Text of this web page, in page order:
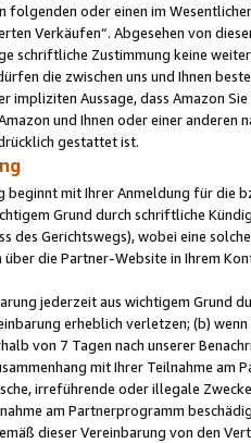
oder einen im
Verkäufen“. Abgesehen von
schriftliche Zustimmung keine
die zwischen uns und Ihnen
impliziten Aussage, dass Amazon
und Ihnen oder einer
gestattet ist.
beginnt mit Ihrer Anmeldung für die
Grund durch schriftliche
des Gerichtswegs), wobei eine
über die Partner-Website in Ihrem
jederzeit aus wichtigem Grund
erheblich verletzen; (b)
von 7 Tagen nach unserer
mit Ihrer Teilnahme am
irreführende oder illegale
am Partnerprogramm
dieser Vereinbarung von den